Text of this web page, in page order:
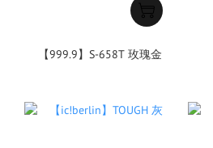
【999.9】S-658T 玫瑰金